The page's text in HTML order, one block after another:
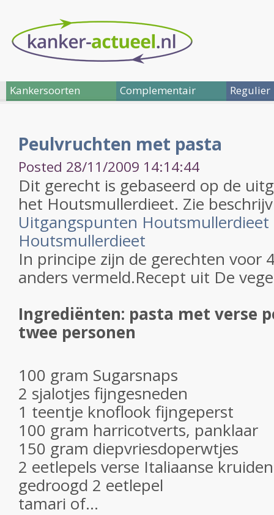
Kankersoorten Complementair Regulier
Peulvruchten met pasta
Posted 28/11/2009 14:14:44
Dit gerecht is gebaseerd op de
het Houtsmullerdieet. Zie
Uitgangspunten Houtsmullerdieet
Houtsmullerdieet
In principe zijn de gerechten voor
anders vermeld.Recept uit De
Ingrediënten: pasta met verse
twee personen
100 gram Sugarsnaps
2 sjalotjes fijngesneden
1 teentje knoflook fijngeperst
100 gram harricotverts, panklaar
150 gram diepvriesdoperwtjes
2 eetlepels verse Italiaanse
gedroogd 2 eetlepel
tamari of...